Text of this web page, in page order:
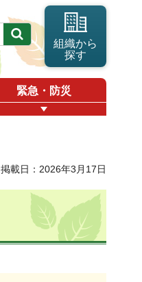
組織から
探す
緊急・防災
掲載日：2026年3月17日